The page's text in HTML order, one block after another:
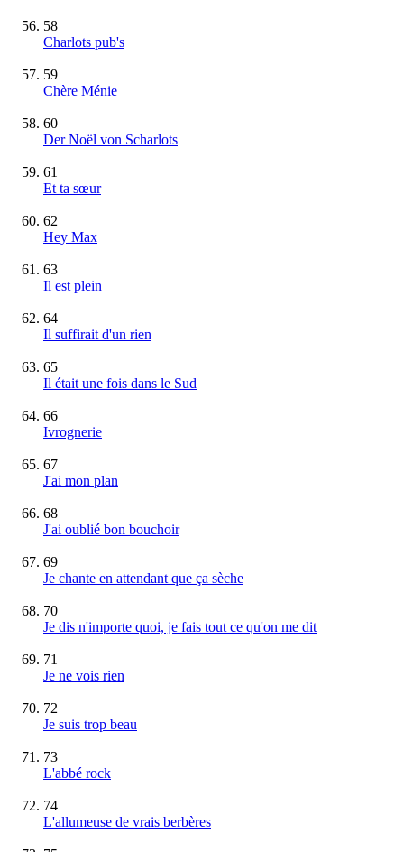
58
Charlots pub's
59
Chère Ménie
60
Der Noël von Scharlots
61
Et ta sœur
62
Hey Max
63
Il est plein
64
Il suffirait d'un rien
65
Il était une fois dans le Sud
66
Ivrognerie
67
J'ai mon plan
68
J'ai oublié bon bouchoir
69
Je chante en attendant que ça sèche
70
Je dis n'importe quoi, je fais tout ce qu'on me dit
71
Je ne vois rien
72
Je suis trop beau
73
L'abbé rock
74
L'allumeuse de vrais berbères